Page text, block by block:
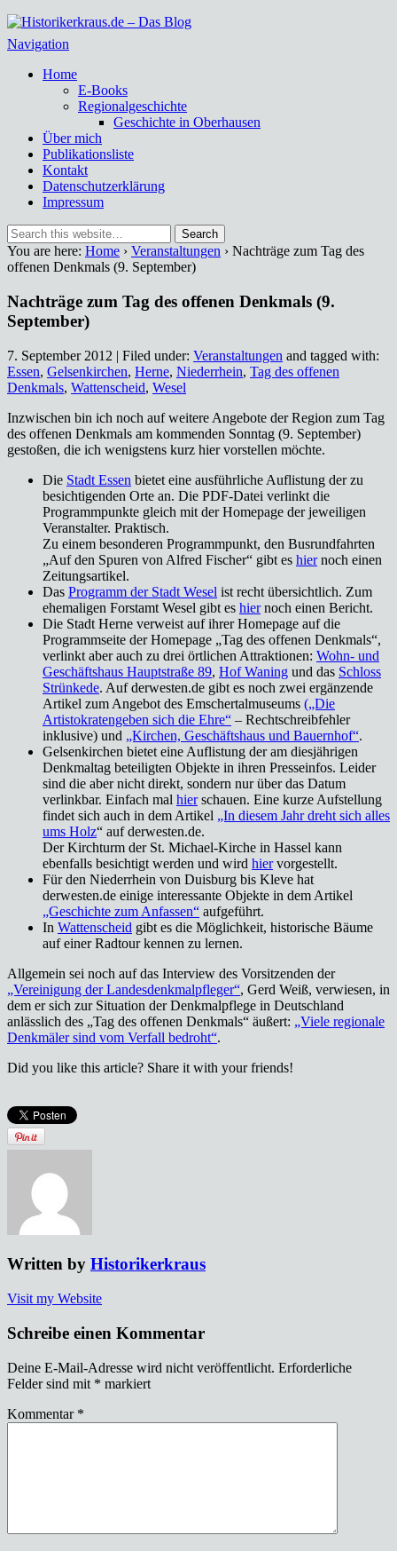
Historikerkraus.de – Das Blog
Historische Miszellen – nicht nur aus dem Ruhrgebiet
Navigation
Home
E-Books
Regionalgeschichte
Geschichte in Oberhausen
Über mich
Publikationsliste
Kontakt
Datenschutzerklärung
Impressum
You are here: Home › Veranstaltungen › Nachträge zum Tag des
offenen Denkmals (9. September)
Nachträge zum Tag des offenen Denkmals (9.
September)
7. September 2012 | Filed under: Veranstaltungen and tagged with:
Essen, Gelsenkirchen, Herne, Niederrhein, Tag des offenen
Denkmals, Wattenscheid, Wesel
Inzwischen bin ich noch auf weitere Angebote der Region zum Tag
des offenen Denkmals am kommenden Sonntag (9. September)
gestoßen, die ich wenigstens kurz hier vorstellen möchte.
Die Stadt Essen bietet eine ausführliche Auflistung der zu
besichtigenden Orte an. Die PDF-Datei verlinkt die
Programmpunkte gleich mit der Homepage der jeweiligen
Veranstalter. Praktisch.
Zu einem besonderen Programmpunkt, den Busrundfahrten
„Auf den Spuren von Alfred Fischer“ gibt es hiernoch einen
Zeitungsartikel.
Das Programm der Stadt Wesel ist recht übersichtlich. Zum
ehemaligen Forstamt Wesel gibt es hiernoch einen Bericht.
Die Stadt Herne verweist auf ihrer Homepage auf die
Programmseite der Homepage „Tag des offenen Denkmals“,
verlinkt aber auch zu drei örtlichen Attraktionen: Wohn- und
Geschäftshaus Hauptstraße 89, Hof Waning und das Schloss
Strünkede. Auf derwesten.de gibt es noch zwei ergänzende
Artikel zum Angebot des Emschertalmuseums („Die
Artistokratengeben sich die Ehre“ – Rechtschreibfehler
inklusive) und „Kirchen, Geschäftshaus und Bauernhof“.
Gelsenkirchen bietet eine Auflistung der am diesjährigen
Denkmaltag beteiligten Objekte in ihren Presseinfos. Leider
sind die aber nicht direkt, sondern nur über das Datum
verlinkbar. Einfach mal hierschauen. Eine kurze Aufstellung
findet sich auch in dem Artikel „In diesem Jahr dreht sich alles
ums Holz“ auf derwesten.de.
Der Kirchturm der St. Michael-Kirche in Hassel kann
ebenfalls besichtigt werden und wird hiervorgestellt.
Für den Niederrhein von Duisburg bis Kleve hat
derwesten.de einige interessante Objekte in dem Artikel
„Geschichte zum Anfassen“ aufgeführt.
In Wattenscheid gibt es die Möglichkeit, historische Bäume
auf einer Radtour kennen zu lernen.
Allgemein sei noch auf das Interview des Vorsitzenden der
„Vereinigung der Landesdenkmalpfleger“, Gerd Weiß, verwiesen, in
dem er sich zur Situation der Denkmalpflege in Deutschland
anlässlich des „Tag des offenen Denkmals“ äußert: „Viele regionale
Denkmäler sind vom Verfall bedroht“.
Did you like this article? Share it with your friends!
Written by Historikerkraus
Visit my Website
Schreibe einen Kommentar
Deine E-Mail-Adresse wird nicht veröffentlicht. Erforderliche
Felder sind mit * markiert
Kommentar *